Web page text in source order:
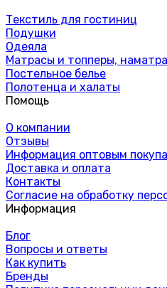
Текстиль для гостиниц
Подушки
Одеяла
Матрасы и топперы,
Постельное белье
Полотенца и халаты
Помощь
О компании
Отзывы
Информация оптовым
Доставка и оплата
Контакты
Согласие на обработку
Информация
Блог
Вопросы и ответы
Как купить
Бренды